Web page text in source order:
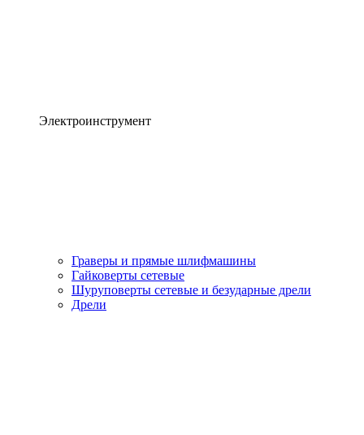
Электроинструмент
Граверы и прямые шлифмашины
Гайковерты сетевые
Шуруповерты сетевые и безударные дрели
Дрели